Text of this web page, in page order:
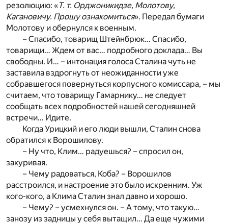
резолюцию: «Т. т. Орджоникидзе, Молотову,
Кагановичу. Прошу ознакомиться». Передал бумаги
Молотову и обернулся к военным.
– Спасибо, товарищ Штейнбрюк… Спасибо,
товарищи… Ждем от вас… подробного доклада… Вы
свободны. И… – интонация голоса Сталина чуть не
заставила вздрогнуть от неожиданности уже
собравшегося повернуться корпусного комиссара, – мы
считаем, что товарищу Гамарнику… не следует
сообщать всех подробностей нашей сегодняшней
встречи… Идите.
Когда Урицкий и его люди вышли, Сталин снова
обратился к Ворошилову.
– Ну что, Клим… радуешься? – спросил он,
закуривая.
– Чему радоваться, Коба? – Ворошилов
расстроился, и настроение это было искренним. Уж
кого-кого, а Клима Сталин знал давно и хорошо.
– Чему? – усмехнулся он. – А тому, что такую…
занозу из задницы у себя вытащил… Да еще чужими